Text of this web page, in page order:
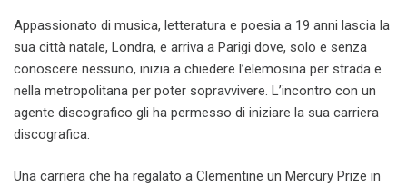
Appassionato di musica, letteratura e poesia a 19 anni lascia la
sua città natale, Londra, e arriva a Parigi dove, solo e senza
conoscere nessuno, inizia a chiedere l’elemosina per strada e
nella metropolitana per poter sopravvivere. L’incontro con un
agente discografico gli ha permesso di iniziare la sua carriera
discografica.
Una carriera che ha regalato a Clementine un Mercury Prize in